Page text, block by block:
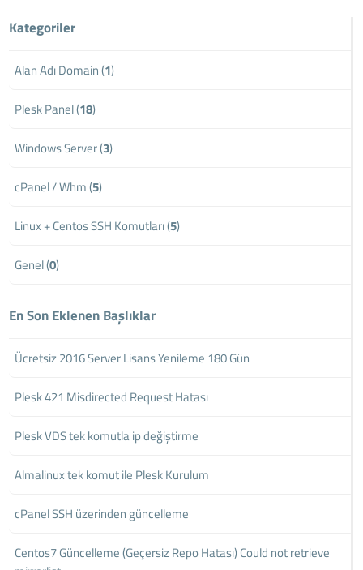
Kategoriler
Alan Adı Domain (1)
Plesk Panel (18)
Windows Server (3)
cPanel / Whm (5)
Linux + Centos SSH Komutları (5)
Genel (0)
En Son Eklenen Başlıklar
Ücretsiz 2016 Server Lisans Yenileme 180 Gün
Plesk 421 Misdirected Request Hatası
Plesk VDS tek komutla ip değiştirme
Almalinux tek komut ile Plesk Kurulum
cPanel SSH üzerinden güncelleme
Centos7 Güncelleme (Geçersiz Repo Hatası) Could not retrieve